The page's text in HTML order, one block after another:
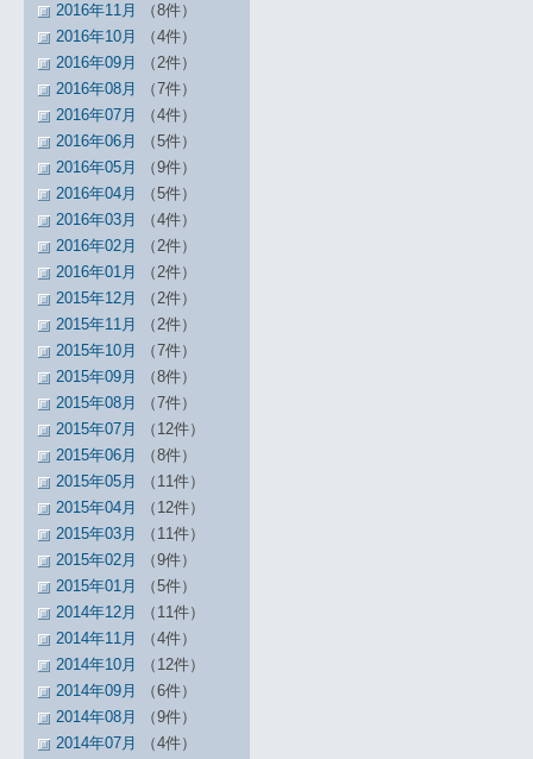
2016年11月
（8件）
2016年10月
（4件）
2016年09月
（2件）
2016年08月
（7件）
2016年07月
（4件）
2016年06月
（5件）
2016年05月
（9件）
2016年04月
（5件）
2016年03月
（4件）
2016年02月
（2件）
2016年01月
（2件）
2015年12月
（2件）
2015年11月
（2件）
2015年10月
（7件）
2015年09月
（8件）
2015年08月
（7件）
2015年07月
（12件）
2015年06月
（8件）
2015年05月
（11件）
2015年04月
（12件）
2015年03月
（11件）
2015年02月
（9件）
2015年01月
（5件）
2014年12月
（11件）
2014年11月
（4件）
2014年10月
（12件）
2014年09月
（6件）
2014年08月
（9件）
2014年07月
（4件）